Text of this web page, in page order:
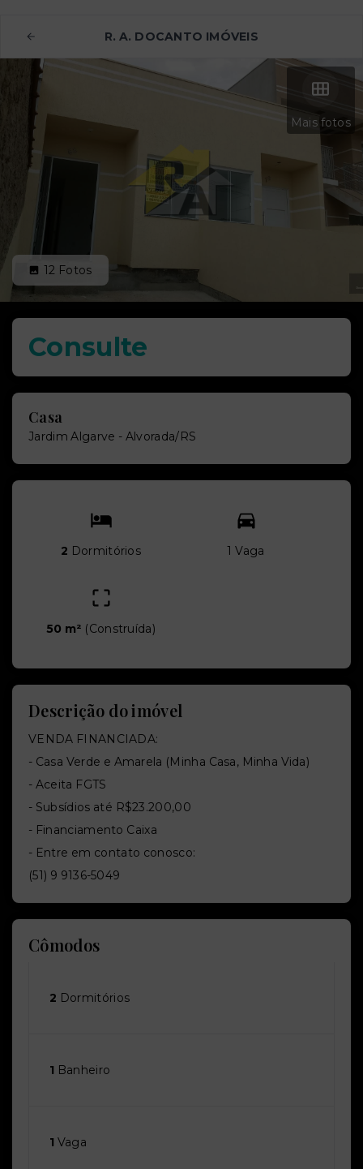
R. A. DOCANTO IMÓVEIS
Mais fotos
12 Fotos
Consulte
Casa
Jardim Algarve - Alvorada/RS
2 Dormitórios 1 Vaga
50 m² (Construída)
Descrição do imóvel
VENDA FINANCIADA:
- Casa Verde e Amarela (Minha Casa, Minha Vida)
- Aceita FGTS
- Subsídios até R$23.200,00
- Financiamento Caixa
- Entre em contato conosco:
(51) 9 9136-5049
Cômodos
2 Dormitórios
1 Banheiro
1 Vaga